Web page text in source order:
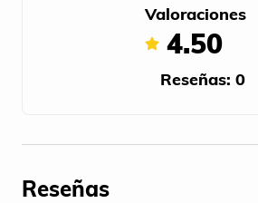
experiencia única en el mundo
Valoraciones
4.50
Reseñas: 0
Reseñas